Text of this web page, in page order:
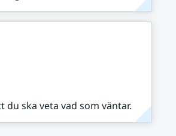
ska veta vad som väntar.